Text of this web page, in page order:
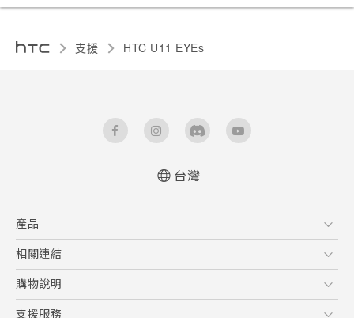
支援 HTC U11 EYEs‎
台灣
產品
5G
智慧型手機
配件
相關連結
HTC Research
購物說明
購物須知
支援服務